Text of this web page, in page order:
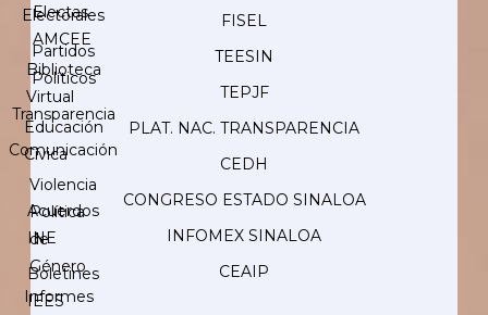
Electorales
Partidos
Políticos
Transparencia
Comunicación
Acuerdos
INE
Boletines
IEES
Electas
AMCEE
Biblioteca
Virtual
Educación
Cívica
Violencia
Política
de
Género
Informes
FISEL
TEESIN
TEPJF
PLAT. NAC. TRANSPARENCIA
CEDH
CONGRESO ESTADO SINALOA
INFOMEX SINALOA
CEAIP